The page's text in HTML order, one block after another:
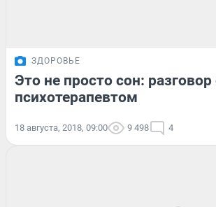
ЗДОРОВЬЕ
Это не просто сон: разговор
психотерапевтом
18 августа, 2018, 09:00 9 498 4